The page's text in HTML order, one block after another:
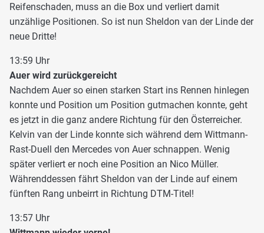
Reifenschaden, muss an die Box und verliert damit
unzählige Positionen. So ist nun Sheldon van der Linde der
neue Dritte!
13:59 Uhr
Auer wird zurückgereicht
Nachdem Auer so einen starken Start ins Rennen hinlegen
konnte und Position um Position gutmachen konnte, geht
es jetzt in die ganz andere Richtung für den Österreicher.
Kelvin van der Linde konnte sich während dem Wittmann-
Rast-Duell den Mercedes von Auer schnappen. Wenig
später verliert er noch eine Position an Nico Müller.
Währenddessen fährt Sheldon van der Linde auf einem
fünften Rang unbeirrt in Richtung DTM-Titel!
13:57 Uhr